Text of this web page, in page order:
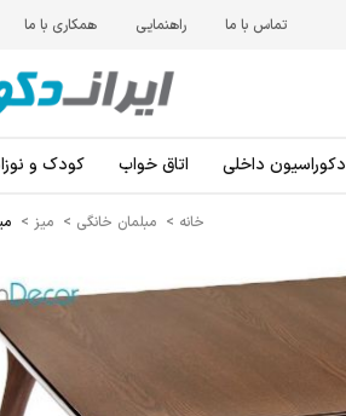
تماس با ما راهنمایی همکاری با ما
دکوراسیون داخلی اتاق خواب کودک و
خانه > مبلمان خانگی > میز >